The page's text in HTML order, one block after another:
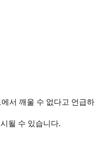
서 깨울 수 없다고 언급
될 수 있습니다.